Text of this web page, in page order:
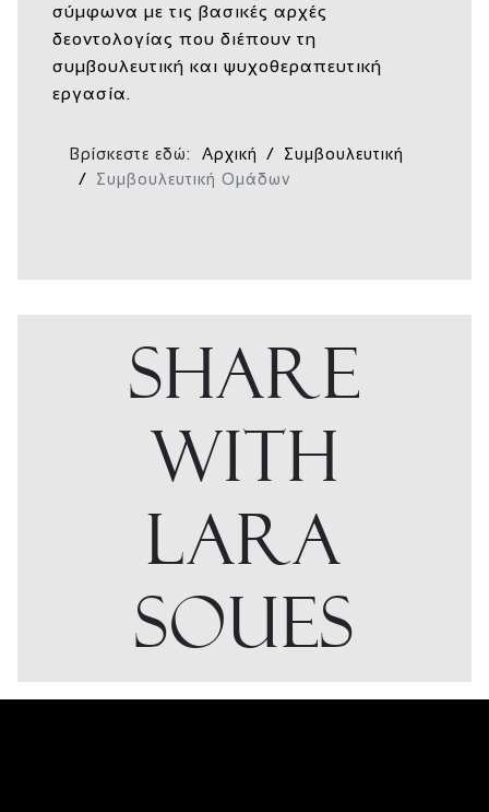
σύμφωνα με τις βασικές αρχές
δεοντολογίας που διέπουν τη
συμβουλευτική και ψυχοθεραπευτική
εργασία.
Βρίσκεστε εδώ: Αρχική
Συμβουλευτική
Συμβουλευτική Ομάδων
SHARE
WITH
LARA
SOUES